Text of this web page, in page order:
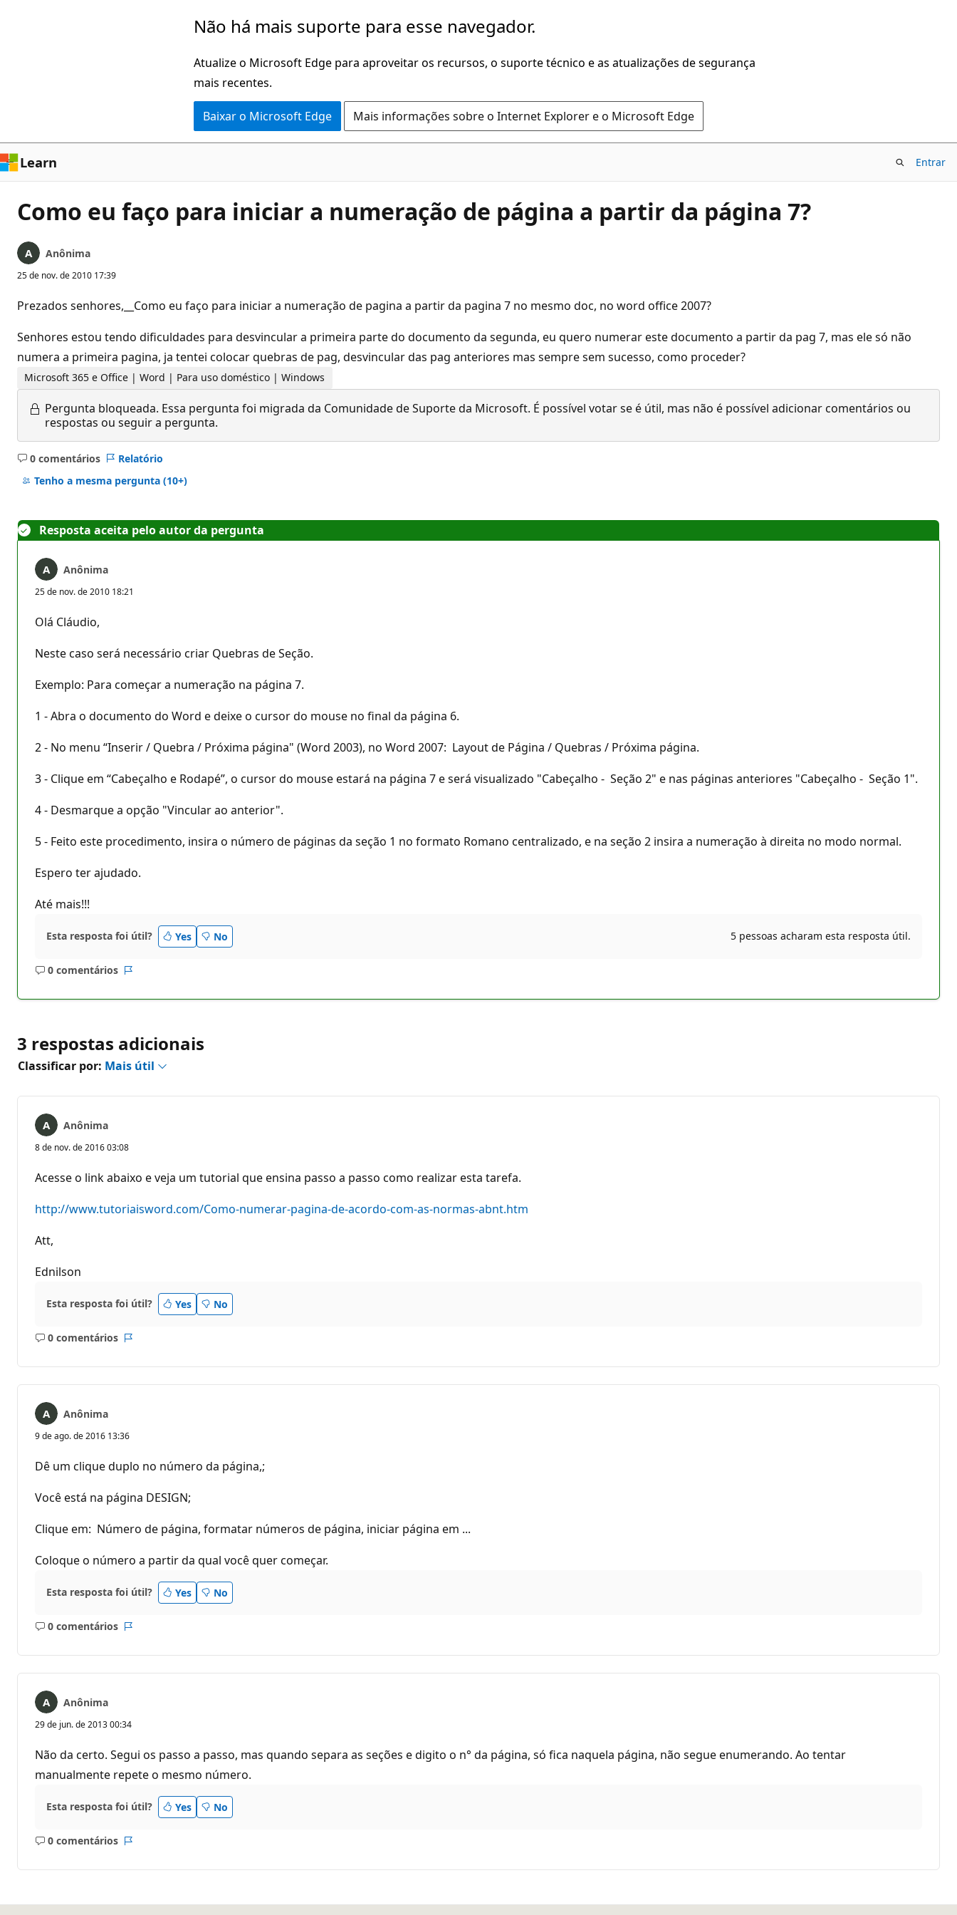
Não há mais suporte para esse navegador.
Atualize o Microsoft Edge para aproveitar os recursos, o suporte técnico e as atualizações de segurança
mais recentes.
Baixar o Microsoft Edge Mais informações sobre o Internet Explorer e o Microsoft Edge
Learn Entrar
Como eu faço para iniciar a numeração de página a partir da página 7?
Anônima
25 de nov. de 2010 17:39
Prezados senhores,__Como eu faço para iniciar a numeração de pagina a partir da pagina 7 no mesmo doc, no word office 2007?
Senhores estou tendo dificuldades para desvincular a primeira parte do documento da segunda, eu quero numerar este documento a partir da pag 7, mas ele só não
numera a primeira pagina, ja tentei colocar quebras de pag, desvincular das pag anteriores mas sempre sem sucesso, como proceder?
Microsoft 365 e Office | Word | Para uso doméstico | Windows
Pergunta bloqueada. Essa pergunta foi migrada da Comunidade de Suporte da Microsoft. É possível votar se é útil, mas não é possível adicionar comentários ou
respostas ou seguir a pergunta.
0 comentários
Sem
comentários
Relatório
Tenho a mesma pergunta (10+)
Resposta aceita pelo autor da pergunta
Anônima
25 de nov. de 2010 18:21
Olá Cláudio,
Neste caso será necessário criar Quebras de Seção.
Exemplo: Para começar a numeração na página 7.
1 - Abra o documento do Word e deixe o cursor do mouse no final da página 6.
2 - No menu “Inserir / Quebra / Próxima página" (Word 2003), no Word 2007: Layout de Página / Quebras / Próxima página.
3 - Clique em “Cabeçalho e Rodapé”, o cursor do mouse estará na página 7 e será visualizado "Cabeçalho - Seção 2" e nas páginas anteriores "Cabeçalho - Seção 1".
4 - Desmarque a opção "Vincular ao anterior".
5 - Feito este procedimento, insira o número de páginas da seção 1 no formato Romano centralizado, e na seção 2 insira a numeração à direita no modo normal.
Espero ter ajudado.
Até mais!!!
Esta resposta foi útil? Yes No 5 pessoas acharam esta resposta útil.
0 comentários
Sem
3 respostas adicionais
Classificar por: Mais útil
Anônima
8 de nov. de 2016 03:08
Acesse o link abaixo e veja um tutorial que ensina passo a passo como realizar esta tarefa.
http://www.tutoriaisword.com/Como-numerar-pagina-de-acordo-com-as-normas-abnt.htm
Att,
Ednilson
Esta resposta foi útil? Yes No
0 comentários
Sem
Anônima
9 de ago. de 2016 13:36
Dê um clique duplo no número da página,;
Você está na página DESIGN;
Clique em: Número de página, formatar números de página, iniciar página em ...
Coloque o número a partir da qual você quer começar.
Esta resposta foi útil? Yes No
0 comentários
Sem
Anônima
29 de jun. de 2013 00:34
Não da certo. Segui os passo a passo, mas quando separa as seções e digito o n° da página, só fica naquela página, não segue enumerando. Ao tentar
manualmente repete o mesmo número.
Esta resposta foi útil? Yes No
0 comentários
Sem